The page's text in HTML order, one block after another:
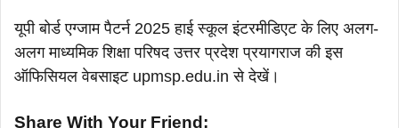
यूपी बोर्ड एग्जाम पैटर्न 2025 हाई स्कूल इंटरमीडिएट के लिए अलग-
अलग माध्यमिक शिक्षा परिषद उत्तर प्रदेश प्रयागराज की इस
ऑफिसियल वेबसाइट upmsp.edu.in से देखें।
Share With Your Friend: